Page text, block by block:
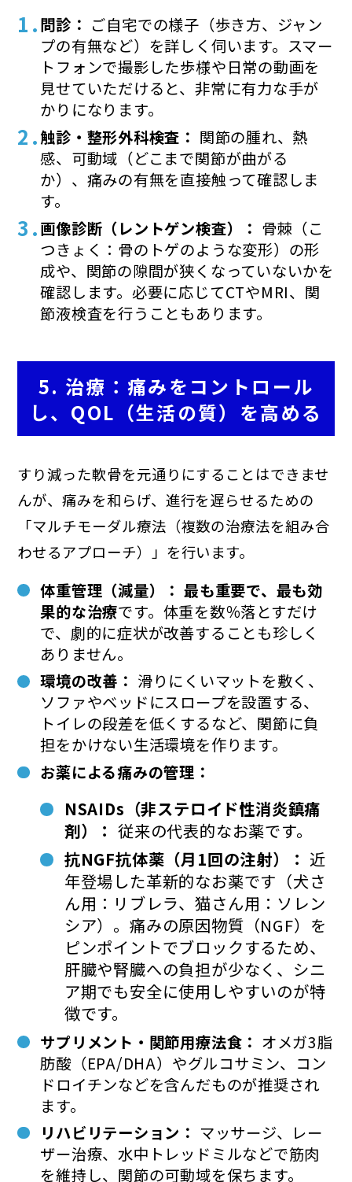
問診： ご自宅での様子（歩き方、ジャン
プの有無など）を詳しく伺います。スマー
トフォンで撮影した歩様や日常の動画を
見せていただけると、非常に有力な手が
かりになります。
触診・整形外科検査： 関節の腫れ、熱
感、可動域（どこまで関節が曲がる
か）、痛みの有無を直接触って確認しま
す。
画像診断（レントゲン検査）： 骨棘（こ
つきょく：骨のトゲのような変形）の形
成や、関節の隙間が狭くなっていないかを
確認します。必要に応じてCTやMRI、関
節液検査を行うこともあります。
5. 治療：痛みをコントロール
し、QOL（生活の質）を高める
すり減った軟骨を元通りにすることはできませ
んが、痛みを和らげ、進行を遅らせるための
「マルチモーダル療法（複数の治療法を組み合
わせるアプローチ）」を行います。
体重管理（減量）： 最も重要で、最も効
果的な治療です。体重を数％落とすだけ
で、劇的に症状が改善することも珍しく
ありません。
環境の改善： 滑りにくいマットを敷く、
ソファやベッドにスロープを設置する、
トイレの段差を低くするなど、関節に負
担をかけない生活環境を作ります。
お薬による痛みの管理：
NSAIDs（非ステロイド性消炎鎮痛
剤）： 従来の代表的なお薬です。
抗NGF抗体薬（月1回の注射）： 近
年登場した革新的なお薬です（犬さ
ん用：リブレラ、猫さん用：ソレン
シア）。痛みの原因物質（NGF）を
ピンポイントでブロックするため、
肝臓や腎臓への負担が少なく、シニ
ア期でも安全に使用しやすいのが特
徴です。
サプリメント・関節用療法食： オメガ3脂
肪酸（EPA/DHA）やグルコサミン、コン
ドロイチンなどを含んだものが推奨され
ます。
リハビリテーション： マッサージ、レー
ザー治療、水中トレッドミルなどで筋肉
を維持し、関節の可動域を保ちます。